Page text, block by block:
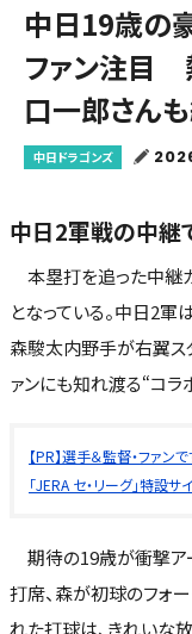
中日19歳の
ファン注目
口一郎さんも
中日ドラゴンズ
中日2軍戦の中継
本塁打を追った中継
となっている。中日2軍
森駿太内野手が右翼ス
ァンにも知れ渡る“コラ
【PR】選手＆監督・ファン
「JERA セ・リーグ」特設サ
期待の19歳が衝撃ア
打席、森が初球のフォ
れた打球は、きれいな